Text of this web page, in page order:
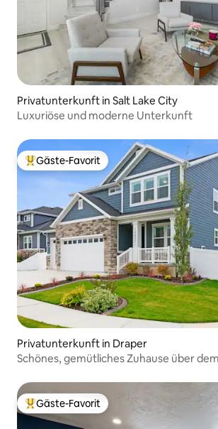
Privatunterkunft in Salt Lake City
Luxuriöse und moderne Unterkunft
Beliebter Gäste-Favorit.
Gäste-Favorit
Privatunterkunft in Draper
Schönes, gemütliches Zuhause über
Beliebter Gäste-Favorit.
Gäste-Favorit